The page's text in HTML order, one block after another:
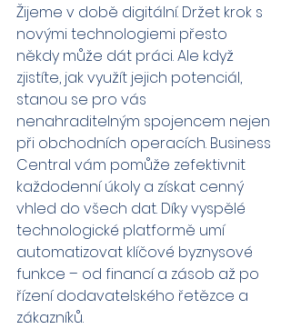
Žijeme v době digitální. Držet krok s
novými technologiemi přesto
někdy může dát práci. Ale když
zjistíte, jak využít jejich potenciál,
stanou se pro vás
nenahraditelným spojencem nejen
při obchodních operacích. Business
Central vám pomůže zefektivnit
každodenní úkoly a získat cenný
vhled do všech dat. Díky vyspělé
technologické platformě umí
automatizovat klíčové byznysové
funkce – od financí a zásob až po
řízení dodavatelského řetězce a
zákazníků.